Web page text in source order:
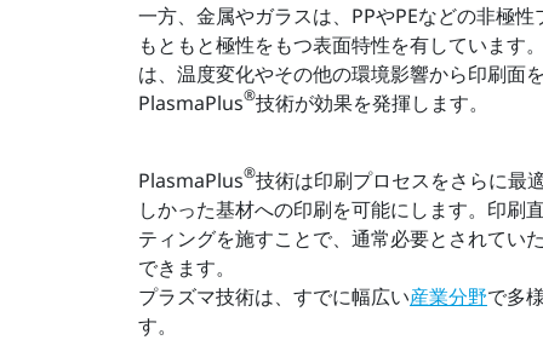
一方、金属やガラスは、PPやPEなどの非極
もともと極性をもつ表面特性を有しています
は、温度変化やその他の環境影響から印刷面
PlasmaPlus®技術が効果を発揮します。
PlasmaPlus®技術は印刷プロセスをさらに最
しかった基材への印刷を可能にします。印刷
ティングを施すことで、通常必要とされてい
できます。
プラズマ技術は、すでに幅広い産業分野で多
す。